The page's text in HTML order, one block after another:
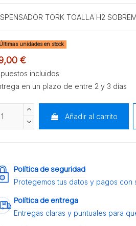
TORK TOALLA H2
Últimas unidades en stock
€
incluidos
en un plazo de entre 2 y 3 días
Añadir al carrito
Política de seguridad
Protegemos tus datos y pagos con
Política de entrega
Entregas claras y puntuales para